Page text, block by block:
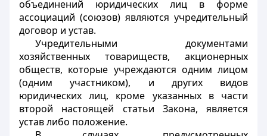
объединений юридических лиц в форме
ассоциаций (союзов) являются учредительный
договор и устав.
Учредительными документами
хозяйственных товариществ, акционерных
обществ, которые учреждаются одним лицом
(одним участником), и других видов
юридических лиц, кроме указанных в части
второй настоящей статьи Закона, является
устав либо положение.